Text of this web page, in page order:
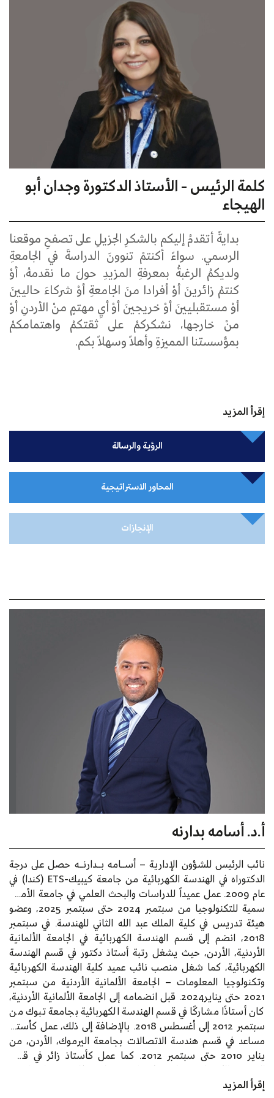
كلمة الرئيس - الأستاذ الدكتورة وجدان أبو
الهيجاء
بدايةً أتقدمُإليكم بالشكرِ الجزيلِ علىتصفحِ موقعنا
الرسمي. سواءً أكنتمْ تنوونَ الدراسةَ في الجامعةِ
ولديكمُ الرغبةُ بمعرفةِ المزيدِ حولَ ما نقدمهُ، أوْ
كنتمْ زائرينَ أوْ أفرادا منَ الجامعةِ أوْ شركاءَ حاليينَ
أوْ مستقبليينَ أوْ خريجينَ أوْأيِ مهتمٍ منْ الأردنِ أوْ
منْ خارجها، نشكركمْ على ثقتكمْ واهتمامكمْ
بمؤسستنا المميزةِ وأهلاً وسهلاً بكم.
إقرأ المزيد
الرؤية والرسالة
المحاور الاستراتيجية
الإنجازات
أ.د. أسامه بدارنه
نائب الرئيس للشؤون الإدارية – أســامه بــدارنــه حصل على درجة
الدكتوراه في الهندسة الكهربائية من جامعة كيبيك-ETS (كندا) في
عام 2009. عمل عميداً للدراسات والبحث العلمي في جامعة الأميرة
سمية للتكنولوجيا من سبتمبر 2024 حتى سبتمبر 2025، وعضو
هيئة تدريس في كلية الملك عبد الله الثاني للهندسة. في سبتمبر
2018، انضم إلى قسم الهندسة الكهربائية في الجامعة الألمانية
الأردنية، الأردن، حيث يشغل رتبة أستاذ دكتور في قسم الهندسة
الكهربائية، كما شغل منصب نائب عميد كلية الهندسة الكهربائية
وتكنولوجيا المعلومات – الجامعة الألمانية الأردنية من سبتمبر
2021 حتى يناير2024. قبل انضمامه إلى الجامعة الألمانية الأردنية،
كان أستاذًا مشاركًا في قسم الهندسة الكهربائية بجامعة تبوك من
سبتمبر 2012 إلى أغسطس 2018. بالإضافة إلى ذلك، عمل كأستاذ
مساعد في قسم هندسة الاتصالات بجامعة اليرموك، الأردن، من
يناير 2010 حتى سبتمبر 2012. كما عمل كأستاذ زائر في قسم
الهندسة الكهربائية بجامعة كيبيك-ETS لمدة ثلاث سنوات ابتداءً
إقرأ المزيد